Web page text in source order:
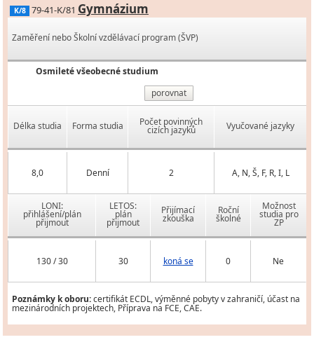
K/8 79-41-K/81 Gymnázium
Zaměření nebo Školní vzdělávací program (ŠVP)
Osmileté všeobecné studium
porovnat
Délka studia Forma studia Počet povinných
cizích jazyků Vyučované jazyky
8,0 Denní 2 A, N, Š, F, R, I, L
LONI:
přihlášení/plán
přijmout
LETOS:
plán
přijmout
Přijímací
zkouška
Roční
školné
Možnost
studia pro
ZP
130 / 30 30 koná se 0 Ne
Poznámky k oboru:certifikát ECDL, výměnné pobyty v zahraničí, účast na
mezinárodních projektech, Příprava na FCE, CAE.